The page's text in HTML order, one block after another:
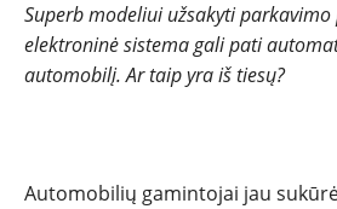
NAUJI
Superb modeliui užsakyti
elektroninė sistema gali pati
automobilį. Ar taip yra iš tiesų?
Automobilių gamintojai jau